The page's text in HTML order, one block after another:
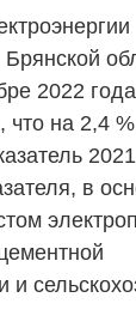
2022
что на 2,4
в